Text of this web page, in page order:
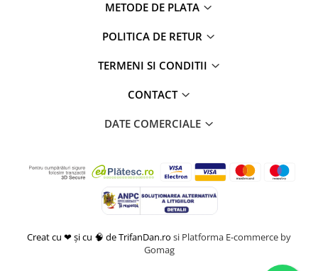
METODE DE PLATA
POLITICA DE RETUR
TERMENI SI CONDITII
CONTACT
DATE COMERCIALE
Creat cu ❤ și cu 🧠 de TrifanDan.ro si Platforma E-commerce by
Gomag